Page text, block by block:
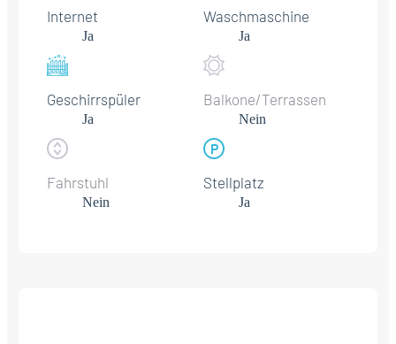
Internet
Ja
Waschmaschine
Ja
Geschirrspüler
Ja
Balkone/Terrassen
Nein
Fahrstuhl
Nein
Stellplatz
Ja